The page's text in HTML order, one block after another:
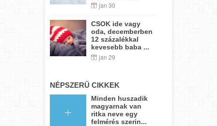
jan 30
CSOK ide vagy
oda, decemberben
12 százalékkal
kevesebb baba ...
jan 29
NÉPSZERŰ CIKKEK
Minden huszadik
magyarnak van
ritka neve egy
felmérés szerin...